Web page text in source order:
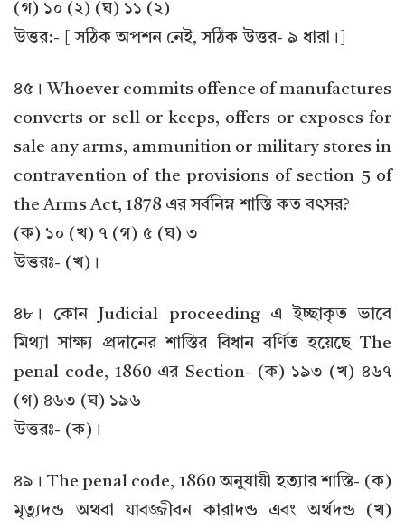
(গ) ১০ (২) (ঘ) ১১ (২)
উত্তর:- [ সঠিক অপশন নেই, সঠিক উত্তর- ৯ ধারা।]
৪৫। Whoever commits offence of manufactures
converts or sell or keeps, offers or exposes for
sale any arms, ammunition or military stores in
contravention of the provisions of section 5 of
the Arms Act, 1878 এর সর্বনিম্ন শাস্তি কত বৎসর?
(ক) ১০ (খ) ৭ (গ) ৫ (ঘ) ৩
উত্তরঃ- (খ)।
৪৮। কোন Judicial proceeding এ ইচ্ছাকৃত ভাবে
মিথ্যা সাক্ষ্য প্রদানের শাস্তির বিধান বর্ণিত হয়েছে The
penal code, 1860 এর Section- (ক) ১৯৩ (খ) ৪৬৭
(গ) ৪৬৩ (ঘ) ১৯৬
উত্তরঃ- (ক)।
৪৯। The penal code, 1860 অনুযায়ী হত্যার শাস্তি- (ক)
মৃত্যুদন্ড অথবা যাবজ্জীবন কারাদন্ড এবং অর্থদন্ড (খ)